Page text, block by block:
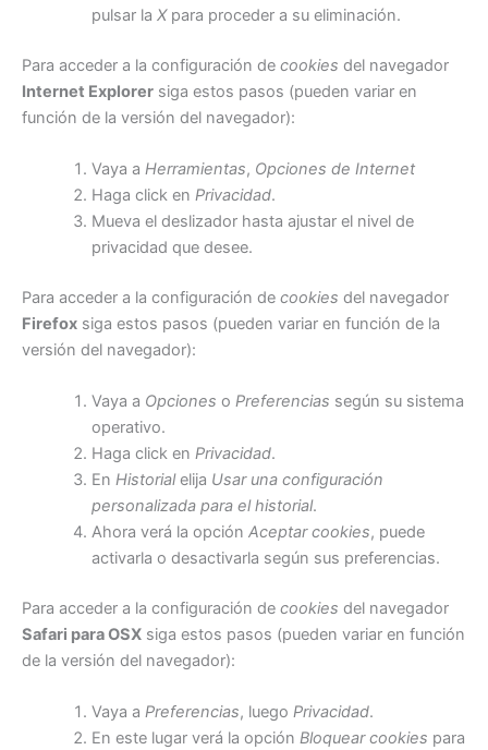
pulsar la Xpara proceder a su eliminación.
Para acceder a la configuración de cookies del navegador
Internet Explorer siga estos pasos (pueden variar en
función de la versión del navegador):
Vaya a Herramientas, Opciones de Internet
Haga click en Privacidad.
Mueva el deslizador hasta ajustar el nivel de
privacidad que desee.
Para acceder a la configuración de cookies del navegador
Firefox siga estos pasos (pueden variar en función de la
versión del navegador):
Vaya a Opciones o Preferencias según su sistema
operativo.
Haga click en Privacidad.
En Historialelija Usar una configuración
personalizada para el historial.
Ahora verá la opción Aceptar cookies, puede
activarla o desactivarla según sus preferencias.
Para acceder a la configuración de cookies del navegador
Safari para OSX siga estos pasos (pueden variar en función
de la versión del navegador):
Vaya a Preferencias, luego Privacidad.
En este lugar verá la opción Bloquear cookies para